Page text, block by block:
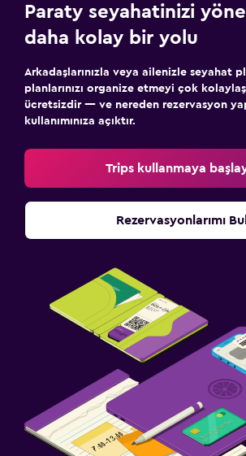
Paraty seyahatinizi
daha kolay bir yolu
Arkadaşlarınızla veya ailenizle seyahat
planlarınızı organize etmeyi çok
ücretsizdir — ve nereden rezervasyon
kullanımınıza açıktır.
Trips kullanmaya
Rezervasyonlarımı Bul